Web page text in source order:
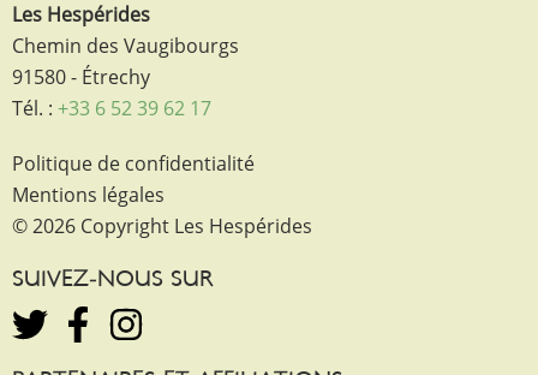
Les Hespérides
Chemin des Vaugibourgs
91580 - Étrechy
Tél. : +33 6 52 39 62 17
Politique de confidentialité
Mentions légales
© 2026 Copyright Les Hespérides
SUIVEZ-NOUS SUR